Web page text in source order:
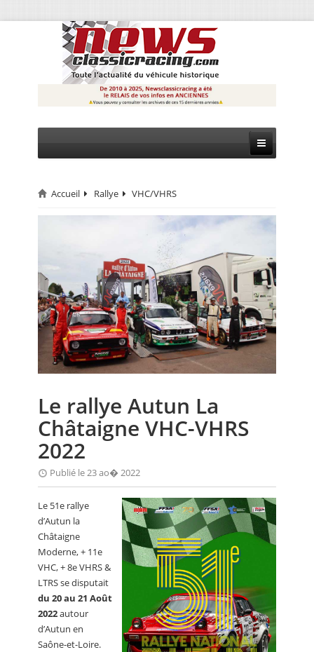
CIRCUIT
EVÈNEMENTS
CALENDRIER
FOCUS
ANNUAIRES
PETITES ANNONCES
Accueil Rallye VHC/VHRS
Le rallye Autun La
Châtaigne VHC-VHRS
2022
Publié le 23 ao� 2022
Le 51e rallye
d’Autun la
Châtaigne
Moderne, + 11e
VHC, + 8e VHRS &
LTRS se disputait
du 20 au 21 Août
2022autour
d’Autun en
Saône-et-Loire.